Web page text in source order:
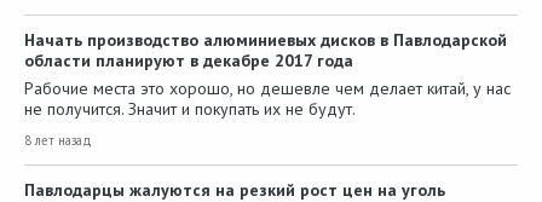
Начать производство алюминиевых дисков в Павлодарской
области планируют в декабре 2017 года
Рабочие места это хорошо, но дешевле чем делает китай, у нас
не получится. Значит и покупать их не будут.
8 лет назад
Павлодарцы жалуются на резкий рост цен на уголь